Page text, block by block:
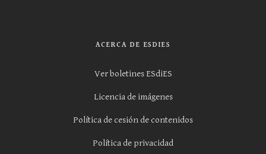
ACERCA DE ESDIES
Ver boletines ESdiES
Licencia de imágenes
Política de cesión de contenidos
Política de privacidad